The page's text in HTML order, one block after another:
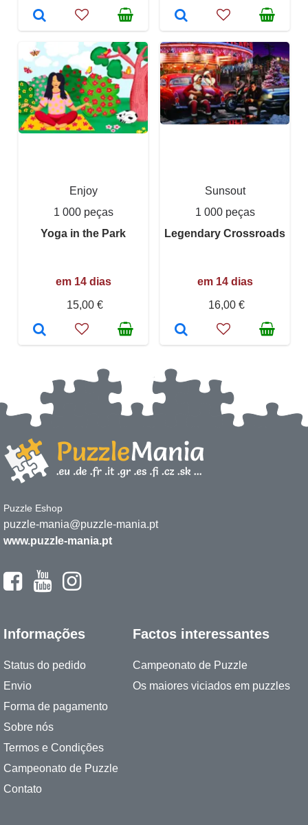
Enjoy
1 000 peças
Yoga in the Park
em 14 dias
15,00 €
Sunsout
1 000 peças
Legendary Crossroads
em 14 dias
16,00 €
Puzzle Eshop
puzzle-mania@puzzle-mania.pt
www.puzzle-mania.pt
Informações
Status do pedido
Envio
Forma de pagamento
Sobre nós
Termos e Condições
Campeonato de Puzzle
Contato
Factos interessantes
Campeonato de Puzzle
Os maiores viciados em puzzles